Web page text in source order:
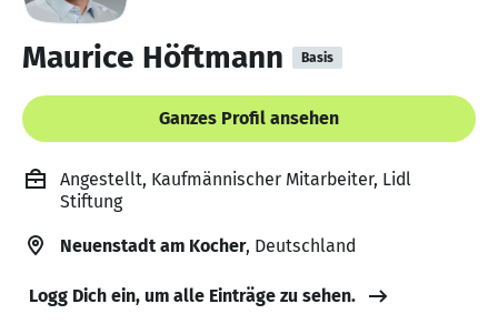
Maurice Höftmann Basis
Ganzes Profil ansehen
Angestellt, Kaufmännischer Mitarbeiter, Lidl
Stiftung
Neuenstadt am Kocher, Deutschland
Logg Dich ein, um alle Einträge zu sehen.